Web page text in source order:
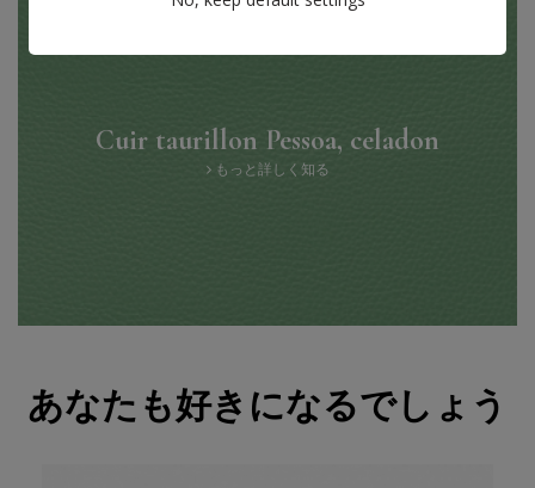
Cuir taurillon Pessoa, celadon
もっと詳しく知る
あなたも好きになるでしょう